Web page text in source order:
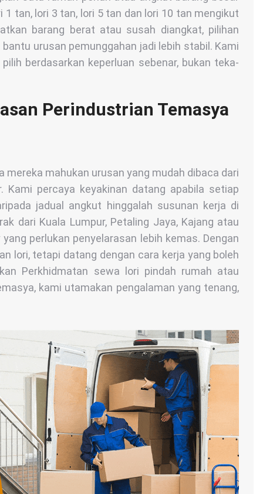
tan, lori 3 tan, lori 5 tan dan lori 10 tan mengikut
barang berat atau susah diangkat, pilihan
urusan pemunggahan jadi lebih stabil. Kami
berdasarkan keperluan sebenar, bukan teka-
Perindustrian Temasya
mahukan urusan yang mudah dibaca dari
Kami percaya keyakinan datang apabila setiap
jadual angkut hinggalah susunan kerja di
dari Kuala Lumpur, Petaling Jaya, Kajang atau
perlukan penyelarasan lebih kemas. Dengan
lori, tetapi datang dengan cara kerja yang boleh
Perkhidmatan sewa lori pindah rumah atau
kami utamakan pengalaman yang tenang,